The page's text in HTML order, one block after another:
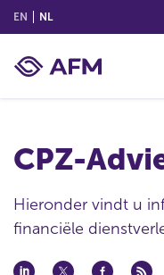
EN (ENGLISH)
NL(NEDERLANDS
CPZ-
Hieronder vindt u
financiële